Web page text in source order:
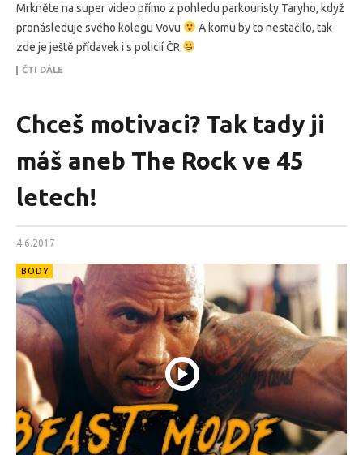
Mrkněte na super video přímo z pohledu parkouristy Taryho, když
pronásleduje svého kolegu Vovu
A komu by to nestačilo, tak
zde je ještě přídavek i s policií ČR
ČTI DÁLE
Chceš motivaci? Tak tady ji
máš aneb The Rock ve 45
letech!
4.6.2017
BODY